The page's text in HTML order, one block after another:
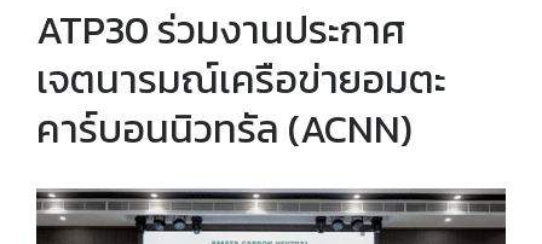
ATP30 ร่วมงานประกาศ
เจตนารมณ์เครือข่ายอมตะ
คาร์บอนนิวทรัล (ACNN)